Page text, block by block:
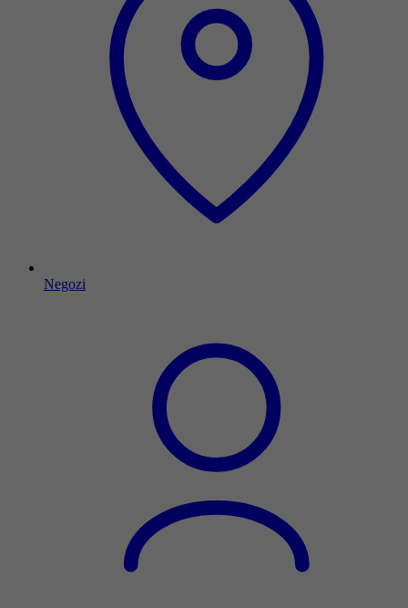
Negozi